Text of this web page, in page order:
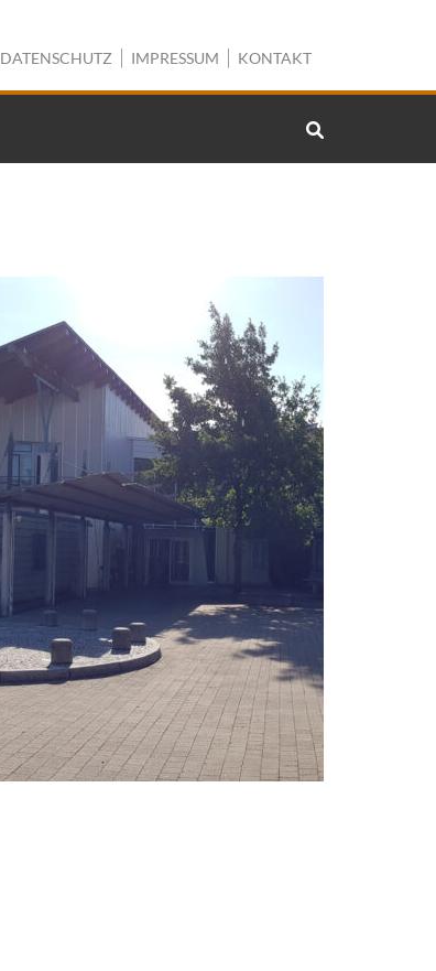
DATENSCHUTZ IMPRESSUM KONTAKT